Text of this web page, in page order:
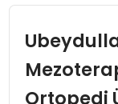
SIYASET
TEKNOLOJI
Ortopedi